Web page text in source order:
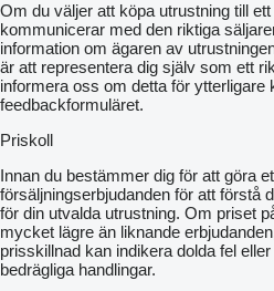
Om du väljer att köpa utrustning till
kommunicerar med den riktiga
information om ägaren av
är att representera dig själv som ett
informera oss om detta för ytterligare
feedbackformuläret.
Priskoll
Innan du bestämmer dig för att göra
försäljningserbjudanden för att förstå
för din utvalda utrustning. Om priset
mycket lägre än liknande
prisskillnad kan indikera dolda fel
bedrägliga handlingar.